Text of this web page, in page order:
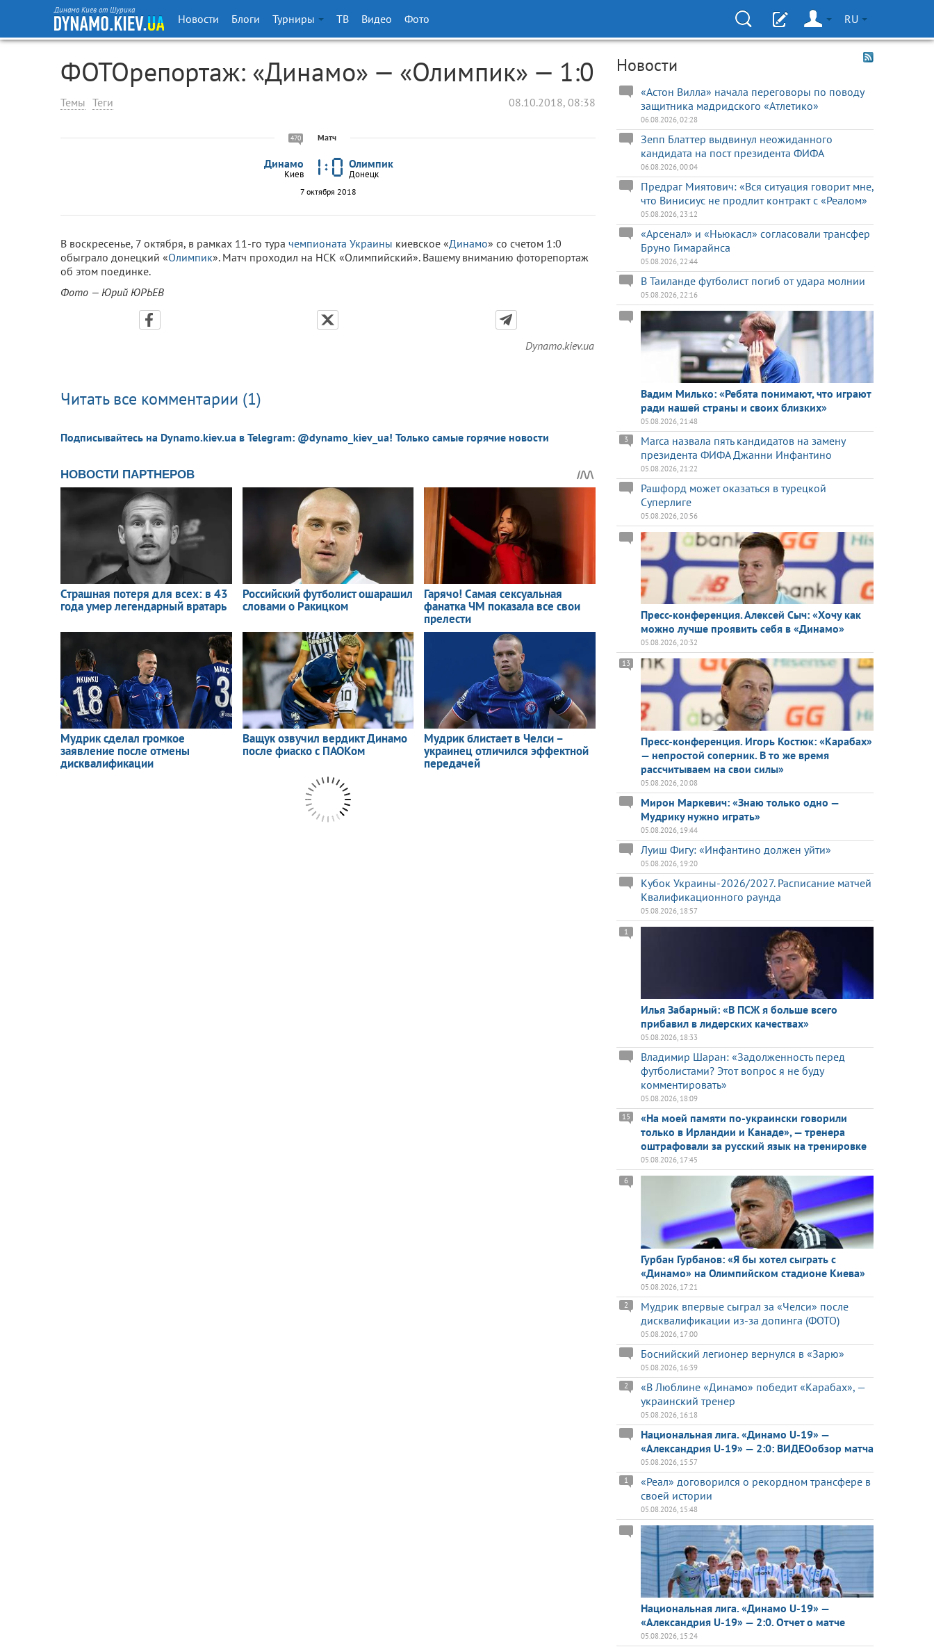
Динамо Киев от Шурика
Новости Блоги Турниры ТВ Видео Фото RU
ФОТОрепортаж: «Динамо» — «Олимпик» — 1:0
Темы Теги 08.10.2018, 08:38
470 Матч
Динамо
Киев
Олимпик
Донецк
7 октября 2018
В воскресенье, 7 октября, в рамках 11-го тура чемпионата Украины киевское «Динамо» со счетом 1:0
обыграло донецкий «Олимпик». Матч проходил на НСК «Олимпийский». Вашему вниманию фоторепортаж
об этом поединке.
Фото — Юрий ЮРЬЕВ
Dynamo.kiev.ua
Читать все комментарии (1)
Подписывайтесь на Dynamo.kiev.ua в Telegram: @dynamo_kiev_ua! Только самые горячие новости
Новости
«Астон Вилла» начала переговоры по поводу
защитника мадридского «Атлетико»
06.08.2026, 02:28
Зепп Блаттер выдвинул неожиданного
кандидата на пост президента ФИФА
06.08.2026, 00:04
Предраг Миятович: «Вся ситуация говорит мне,
что Винисиус не продлит контракт с «Реалом»
05.08.2026, 23:12
«Арсенал» и «Ньюкасл» согласовали трансфер
Бруно Гимарайнса
05.08.2026, 22:44
В Таиланде футболист погиб от удара молнии
05.08.2026, 22:16
Вадим Милько: «Ребята понимают, что играют
ради нашей страны и своих близких»
05.08.2026, 21:48
Marca назвала пять кандидатов на замену
президента ФИФА Джанни Инфантино
3
05.08.2026, 21:22
Рашфорд может оказаться в турецкой
Суперлиге
05.08.2026, 20:56
Пресс-конференция. Алексей Сыч: «Хочу как
можно лучше проявить себя в «Динамо»
05.08.2026, 20:32
Пресс-конференция. Игорь Костюк: «Карабах»
— непростой соперник. В то же время
рассчитываем на свои силы»
13
05.08.2026, 20:08
Мирон Маркевич: «Знаю только одно —
Мудрику нужно играть»
05.08.2026, 19:44
Луиш Фигу: «Инфантино должен уйти»
05.08.2026, 19:20
Кубок Украины-2026/2027. Расписание матчей
Квалификационного раунда
05.08.2026, 18:57
Илья Забарный: «В ПСЖ я больше всего
прибавил в лидерских качествах»
1
05.08.2026, 18:33
Владимир Шаран: «Задолженность перед
футболистами? Этот вопрос я не буду
комментировать»
05.08.2026, 18:09
«На моей памяти по-украински говорили
только в Ирландии и Канаде», — тренера
оштрафовали за русский язык на тренировке
15
05.08.2026, 17:45
Гурбан Гурбанов: «Я бы хотел сыграть с
«Динамо» на Олимпийском стадионе Киева»
6
05.08.2026, 17:21
Мудрик впервые сыграл за «Челси» после
дисквалификации из-за допинга (ФОТО)
2
05.08.2026, 17:00
Боснийский легионер вернулся в «Зарю»
05.08.2026, 16:39
«В Люблине «Динамо» победит «Карабах», —
украинский тренер
2
05.08.2026, 16:18
Национальная лига. «Динамо U-19» —
«Александрия U-19» — 2:0: ВИДЕОобзор матча
05.08.2026, 15:57
«Реал» договорился о рекордном трансфере в
своей истории
1
05.08.2026, 15:48
Национальная лига. «Динамо U-19» —
«Александрия U-19» — 2:0. Отчет о матче
05.08.2026, 15:24